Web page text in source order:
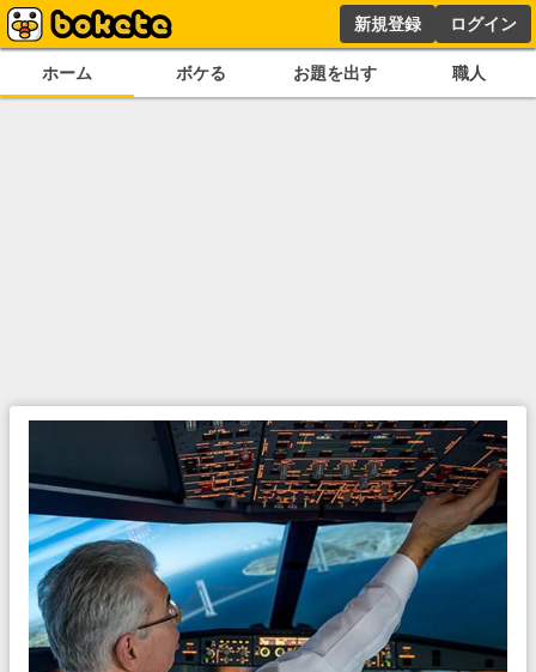
新規登録 ログイン
ホーム ボケる お題を出す 職人